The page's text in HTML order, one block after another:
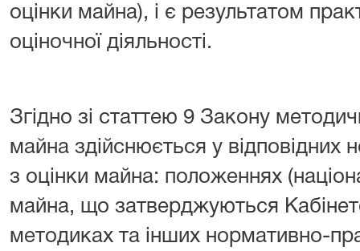
оцінки майна), і є результатом
оціночної діяльності.
Згідно зі статтею 9 Закону
майна здійснюється у відповідних
з оцінки майна: положеннях
майна, що затверджуються
методиках та інших нормативно-